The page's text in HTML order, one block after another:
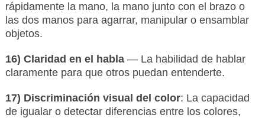
rápidamente la mano, la mano junto con el brazo o
las dos manos para agarrar, manipular o ensamblar
objetos.
16) Claridad en el habla— La habilidad de hablar
claramente para que otros puedan entenderte.
17) Discriminación visual del color: La capacidad
de igualar o detectar diferencias entre los colores,